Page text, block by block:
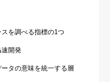
を調べる指標の1つ
速開発
タの意味を統一する層